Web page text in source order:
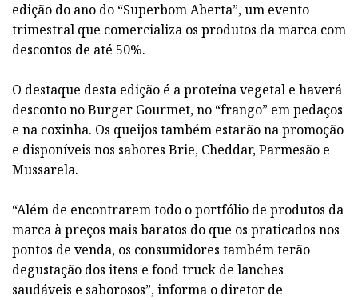
edição do ano do “Superbom Aberta”, um evento
trimestral que comercializa os produtos da marca com
descontos de até 50%.
O destaque desta edição é a proteína vegetal e haverá
desconto no Burger Gourmet, no “frango” em pedaços
e na coxinha. Os queijos também estarão na promoção
e disponíveis nos sabores Brie, Cheddar, Parmesão e
Mussarela.
“Além de encontrarem todo o portfólio de produtos da
marca à preços mais baratos do que os praticados nos
pontos de venda, os consumidores também terão
degustação dos itens e food truck de lanches
saudáveis e saborosos”, informa o diretor de